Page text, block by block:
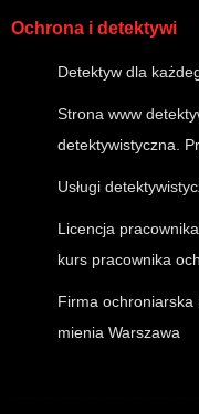
Ochrona i detektywi
Detektyw dla
Strona www
detektywistyczna.
Usługi
Licencja
kurs pracownika
Firma
mienia Warszawa